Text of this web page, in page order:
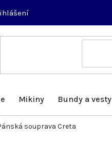
Mikiny Bundy a vesty
souprava Creta